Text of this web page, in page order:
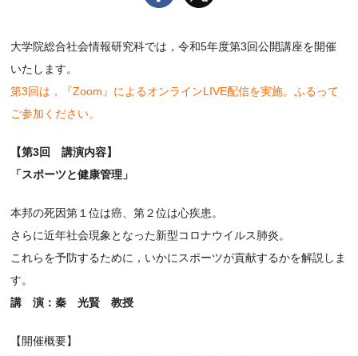
大学院総合社会情報研究科では，令和5年度第3回公開講座を開催
いたします。
第3回は，『Zoom』によるオンラインLIVE配信を実施。ふるって
ご参加ください。
【第3回 講演内容】
「スポーツと健康管理」
本邦の死因第１位は癌、第２位は心疾患。
さらに近年社会現象となった新型コロナウイルス肺炎。
これらを予防するために，いかにスポーツが貢献するかを解説しま
す。
講 演：秦 光賢 教授
【開催概要】